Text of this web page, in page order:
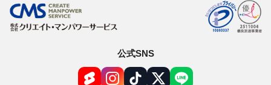
公式SNS